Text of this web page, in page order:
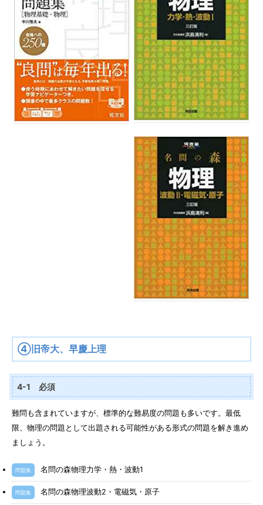
④旧帝大、早慶上理
4-1 必須
難問も含まれていますが、標準的な難易度の問題も多いです。最低
限、物理の問題として出題される可能性がある形式の問題を解き進め
ましょう。
問題集 名問の森物理力学・熱・波動1
問題集 名問の森物理波動2・電磁気・原子